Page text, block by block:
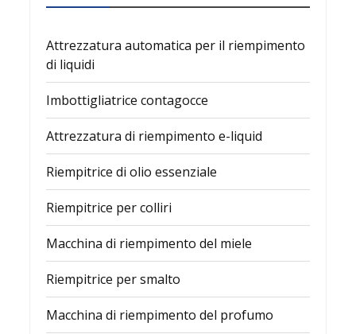
Attrezzatura automatica per il riempimento
di liquidi
Imbottigliatrice contagocce
Attrezzatura di riempimento e-liquid
Riempitrice di olio essenziale
Riempitrice per colliri
Macchina di riempimento del miele
Riempitrice per smalto
Macchina di riempimento del profumo